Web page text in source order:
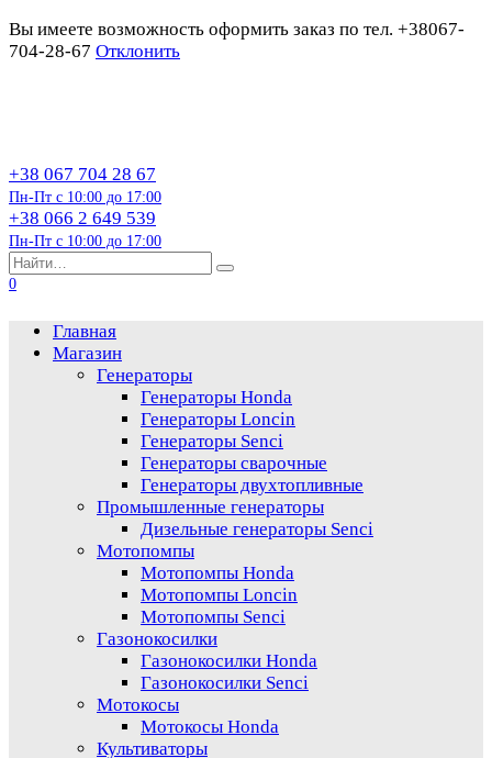
Вы имеете возможность оформить заказ по тел. +38067-
704-28-67 Отклонить
+38 067 704 28 67
Пн-Пт с 10:00 до 17:00
+38 066 2 649 539
Пн-Пт с 10:00 до 17:00
Search
for:
0
Главная
Магазин
Генераторы
Генераторы Honda
Генераторы Loncin
Генераторы Senci
Генераторы сварочные
Генераторы двухтопливные
Промышленные генераторы
Дизельные генераторы Senci
Мотопомпы
Мотопомпы Honda
Мотопомпы Loncin
Мотопомпы Senci
Газонокосилки
Газонокосилки Honda
Газонокосилки Senci
Мотокосы
Мотокосы Honda
Культиваторы